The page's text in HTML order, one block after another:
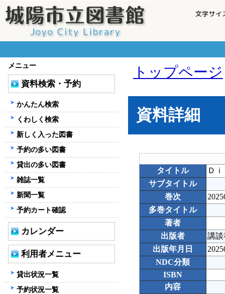
トップページ
資料詳細
タイトル
Ｄ
サブタイトル
巻次
多巻タイトル
著者
出版者
講談
出版年月日
NDC分類
ISBN
内容
メニュー
資料検索・予約
かんたん検索
くわしく検索
新しく入った図書
予約の多い図書
貸出の多い図書
雑誌一覧
新聞一覧
予約カート確認
カレンダー
利用者メニュー
貸出状況一覧
予約状況一覧